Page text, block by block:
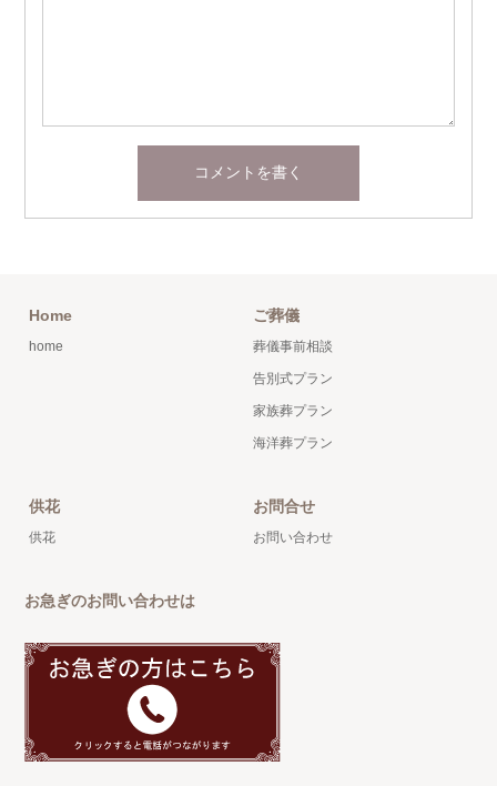
Home
home
ご葬儀
葬儀事前相談
告別式プラン
家族葬プラン
海洋葬プラン
供花
供花
お問合せ
お問い合わせ
お急ぎのお問い合わせは